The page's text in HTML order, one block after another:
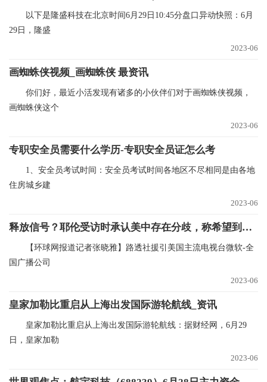
以下是隆盛科技在北京时间6月29日10:45分盘口异动快照：6月
29日，隆盛
2023-06
画蜘蛛侠视频_画蜘蛛侠 最资讯
你们好，最近小活发现有诸多的小伙伴们对于画蜘蛛侠视频，
画蜘蛛侠这个
2023-06
专职安全员需要什么学历-专职安全员证怎么考
1、安全员考试时间：安全员考试时间各地区不尽相同是由各地
住房城乡建
2023-06
释放信号？耶伦受访时承认美中存在分歧，称希望到中国重建联系 微资讯
【环球网报道记者张晓雅】路透社援引美国主流电视台微软-全
国广播公司
2023-06
皇家加勒比重启从上海出发国际游轮航线_资讯
皇家加勒比重启从上海出发国际游轮航线：据财经网，6月29
日，皇家加勒
2023-06